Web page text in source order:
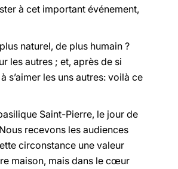
à cet important événement,
naturel, de plus humain ?
les autres ; et, après de si
s’aimer les uns autres: voilà ce
Saint-Pierre, le jour de
recevons les audiences
circonstance une valeur
maison, mais dans le cœur